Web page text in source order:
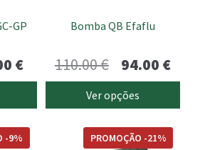
GP
€O
preço
atual
Bomba QB Efaflu
110.00€
preço
original
era:
94.00 €O
Ver opções
chosen
the
page
-9% PROMOÇÃO -21%